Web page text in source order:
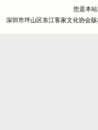
您是本
深圳市坪山区东江客家文化协